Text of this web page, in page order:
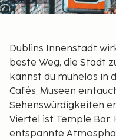
Dublins Innenstadt
beste Weg, die Stadt
kannst du mühelos in
Cafés, Museen
Sehenswürdigkeiten
Viertel ist Temple
entspannte